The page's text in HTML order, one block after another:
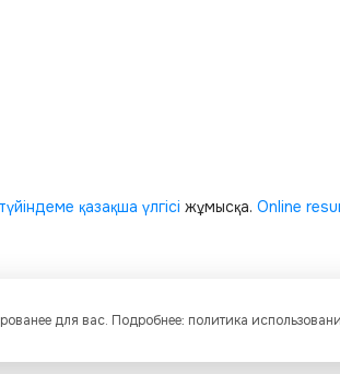
түйіндеме қазақша үлгісі жұмысқа. Online
структуру и оформление страниц
для вас. Подробнее: политика